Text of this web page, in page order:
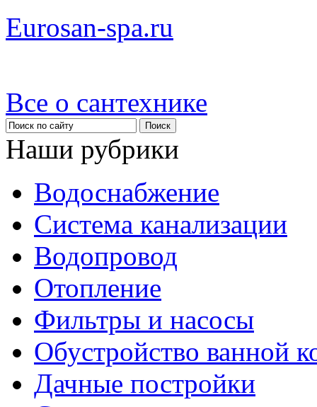
Eurosan-spa.ru
Все о сантехнике
Наши рубрики
Водоснабжение
Система канализации
Водопровод
Отопление
Фильтры и насосы
Обустройство ванной
Дачные постройки